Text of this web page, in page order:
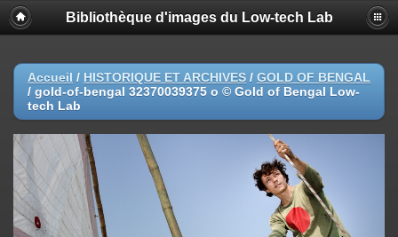
Bibliothèque d'images du Low-tech Lab
Accueil / HISTORIQUE ET ARCHIVES / GOLD OF BENGAL
/ gold-of-bengal 32370039375 o © Gold of Bengal Low-
tech Lab